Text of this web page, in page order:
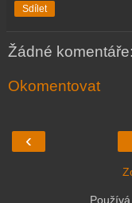
Sdílet
Žádné komentáře:
Okomentovat
‹